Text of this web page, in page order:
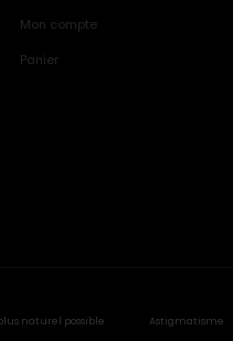
Mon compte
Panier
naturel possible Astigmatisme